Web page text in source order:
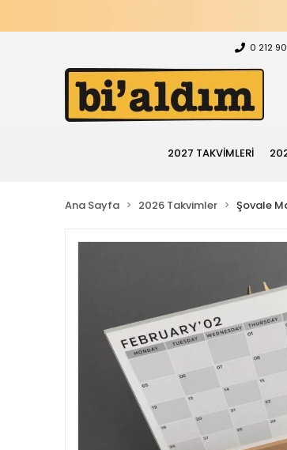
0 212
2027 TAKVİMLERİ
Ana Sayfa 2026 Takvimler Şovale